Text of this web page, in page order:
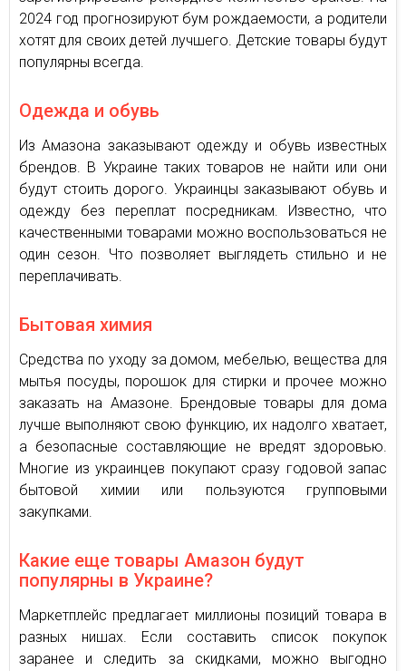
2024 год прогнозируют бум рождаемости, а родители
хотят для своих детей лучшего. Детские товары будут
популярны всегда.
Одежда и обувь
Из Амазона заказывают одежду и обувь известных
брендов. В Украине таких товаров не найти или они
будут стоить дорого. Украинцы заказывают обувь и
одежду без переплат посредникам. Известно, что
качественными товарами можно воспользоваться не
один сезон. Что позволяет выглядеть стильно и не
переплачивать.
Бытовая химия
Средства по уходу за домом, мебелью, вещества для
мытья посуды, порошок для стирки и прочее можно
заказать на Амазоне. Брендовые товары для дома
лучше выполняют свою функцию, их надолго хватает,
а безопасные составляющие не вредят здоровью.
Многие из украинцев покупают сразу годовой запас
бытовой химии или пользуются групповыми
закупками.
Какие еще товары Амазон будут
популярны в Украине?
Маркетплейс предлагает миллионы позиций товара в
разных нишах. Если составить список покупок
заранее и следить за скидками, можно выгодно